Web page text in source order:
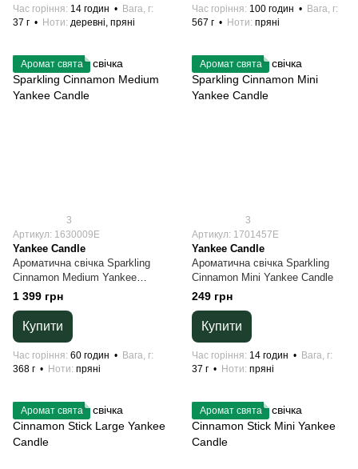
Час горіння 14 годин
Вага, г
37 г
Ноти деревні, пряні
Час горіння 100 годин
Вага, г
567 г
Ноти пряні
Аромат свята
3
Артикул: 1630009E
Yankee Candle
Ароматична свічка Sparkling
Cinnamon Medium Yankee
Candle
1 399 грн
Купити
Час горіння 60 годин
Вага, г
368 г
Ноти пряні
Аромат свята
3
Артикул: 1701457E
Yankee Candle
Ароматична свічка Sparkling
Cinnamon Mini Yankee Candle
249 грн
Купити
Час горіння 14 годин
Вага, г
37 г
Ноти пряні
Аромат свята Аромат свята